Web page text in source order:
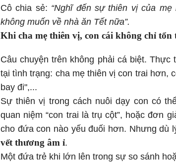
Cô chia sẻ: “Nghĩ đến sự thiên vị của
không muốn về nhà ăn Tết nữa”.
Khi cha mẹ thiên vị, con cái không chỉ
Câu chuyện trên không phải cá biệt.
tại tình trạng: cha mẹ thiên vị con trai hơn,
bay đi",...
Sự thiên vị trong cách nuôi dạy con có
quan niệm “con trai là trụ cột”, hoặc đơn
cho đứa con nào yếu đuối hơn. Nhưng dù
vết thương âm ỉ.
Một đứa trẻ khi lớn lên trong sự so sánh